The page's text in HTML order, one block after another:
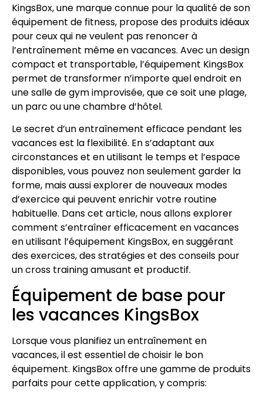
KingsBox, une marque connue pour la qualité de son
équipement de fitness, propose des produits idéaux
pour ceux qui ne veulent pas renoncer à
l’entraînement même en vacances. Avec un design
compact et transportable, l’équipement KingsBox
permet de transformer n’importe quel endroit en
une salle de gym improvisée, que ce soit une plage,
un parc ou une chambre d’hôtel.
Le secret d’un entraînement efficace pendant les
vacances est la flexibilité. En s’adaptant aux
circonstances et en utilisant le temps et l’espace
disponibles, vous pouvez non seulement garder la
forme, mais aussi explorer de nouveaux modes
d’exercice qui peuvent enrichir votre routine
habituelle. Dans cet article, nous allons explorer
comment s’entraîner efficacement en vacances
en utilisant l’équipement KingsBox, en suggérant
des exercices, des stratégies et des conseils pour
un cross training amusant et productif.
Équipement de base pour
les vacances KingsBox
Lorsque vous planifiez un entraînement en
vacances, il est essentiel de choisir le bon
équipement. KingsBox offre une gamme de produits
parfaits pour cette application, y compris: